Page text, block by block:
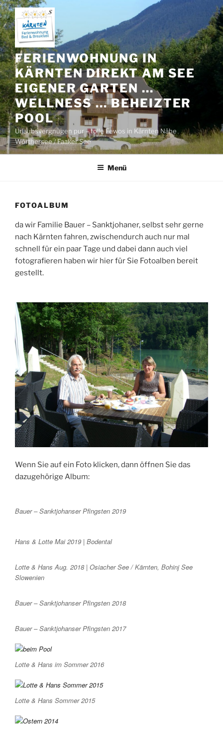
Zum
Inhalt
springen
FERIENWOHNUNG IN
KÄRNTEN DIREKT AM SEE
EIGENER GARTEN …
WELLNESS … BEHEIZTER
POOL
Urlaubsvergnügen pur – tolle Fewos in Kärnten Nähe
Wörthersee / Faaker See
Menü
FOTOALBUM
da wir Familie Bauer – Sanktjohaner, selbst sehr gerne
nach Kärnten fahren, zwischendurch auch nur mal
schnell für ein paar Tage und dabei dann auch viel
fotografieren haben wir hier für Sie Fotoalben bereit
gestellt.
Wenn Sie auf ein Foto klicken, dann öffnen Sie das
dazugehörige Album:
Bauer – Sanktjohanser Pfingsten 2019
Hans & Lotte Mai 2019 | Bodental
Lotte & Hans Aug. 2018 | Osiacher See / Kärnten, Bohinj See
Slowenien
Bauer – Sanktjohanser Pfingsten 2018
Bauer – Sanktjohanser Pfingsten 2017
Lotte & Hans im Sommer 2016
Lotte & Hans Sommer 2015